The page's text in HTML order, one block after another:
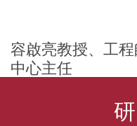
容啟亮教授、工程
中心主任